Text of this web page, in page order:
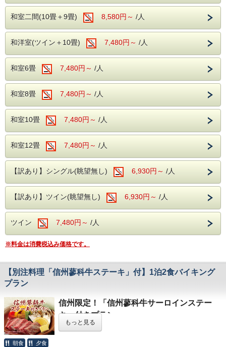
原泉 浅間混合泉（山田源泉、2号・4号源泉、大
下源泉の混合泉）
泉質 アルカリ性単純温泉（アルカリ性低張性高
温泉）
効能 神経痛、筋肉痛、関節痛、疲労回復
〇館内無料施設のご紹介
地下1階ではカラオケルーム、1階には卓球コーナ
ーもございます。
〇無料駐車場完備
契約駐車場となりますので番号札をお渡しして駐車
場をご案内致します。
フロントへお声かけ下さいませ。
〇無料送迎バス
松本駅～ホテルまでの無料送迎バスもございま
す。
ホテル発・10：00／松本駅発・15：00、16：15
ご予約は前日までにお電話でお申し込み下さいま
せ。
〇松本市周辺の観光情報
松本市のシンボル、国宝・松本城まで車で15分
混雑状況により2部制または3部制へ変更になる可
能性があります。
（お食事開始時間については、前日または当日
にフロントへご確認ください。）
〇浅間の温泉
開湯から約1000年の歴史のある浅間温泉には、
かつては正岡子規や与謝野晶子ら数多くの文人墨客
北アルプスと松本平を見渡しながらゆっくり肌に
原泉 浅間混合泉（山田源泉、2号・4号源泉、大
下源泉の混合泉）
泉質 アルカリ性単純温泉（アルカリ性低張性高
温泉）
効能 神経痛、筋肉痛、関節痛、疲労回復
〇館内無料施設のご紹介
地下1階ではカラオケルーム、1階には卓球コーナ
ーもございます。
〇無料駐車場完備
契約駐車場となりますので番号札をお渡しして駐車
場をご案内致します。
れば、
お連れのお客様全員ご利用可能となります！
★★★★★★★★★★★★★★★★★★★★★★
▶開催時期
2026年09月13日（日）～09月18日（金）
2026年10月12日（月）～10月16日（金）
2026年11月23日（月）～11月27日（金）
2026年12月06日（日）～12月11日（金）
※長野県にお住まいの方限定のプランとなります。
チェックイン時に代表者の方は免許証や保険証な
ど
ご住所が証明できるものをご提示ください。
※ご宿泊される方の中に長野県にお住まいの方がい
通常のバイキングプランの料金となりますので、
ご注意ください。
〇バイキング＋アルコール飲み放題
でいただけるよう
ております。
お待ちしております。
※お食事時間は90分となっており、
混雑状況により2部制または3部制へ変更になる可
和室二間(10畳＋9畳) 8,580円～ /人
和洋室(ツイン＋10畳) 7,480円～ /人
和室6畳 7,480円～ /人
和室8畳 7,480円～ /人
和室10畳 7,480円～ /人
和室12畳 7,480円～ /人
【訳あり】シングル(眺望無し) 6,930円～ /人
【訳あり】ツイン(眺望無し) 6,930円～ /人
ツイン 7,480円～ /人
※料金は消費税込み価格です。
【別注料理「信州蓼科牛ステーキ」付】1泊2食バイキング
プラン
信州限定！「信州蓼科牛サーロインステー
キ」付きプラン
ご夕食のバイキングに、
ンステーキをプラスした贅沢な宿泊プランです。
もっと見る
朝食 夕食